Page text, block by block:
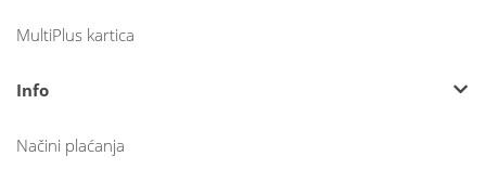
MultiPlus kartica
Info
Načini plaćanja